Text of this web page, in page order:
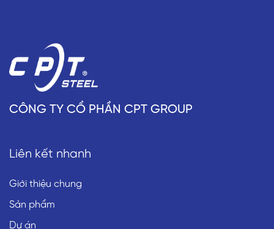
CÔNG TY CỔ PHẦN CPT GROUP
Liên kết nhanh
Giới thiệu chung
Sản phẩm
Dự án